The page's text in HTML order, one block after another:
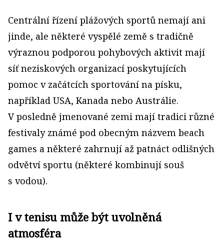
Centrální řízení plážových sportů nemají ani
jinde, ale některé vyspělé země s tradičně
výraznou podporou pohybových aktivit mají
síť neziskových organizací poskytujících
pomoc v začátcích sportování na písku,
například USA, Kanada nebo Austrálie.
V posledně jmenované zemi mají tradici různé
festivaly známé pod obecným názvem beach
games a některé zahrnují až patnáct odlišných
odvětví sportu (některé kombinují souš
s vodou).
I v tenisu může být uvolněná
atmosféra